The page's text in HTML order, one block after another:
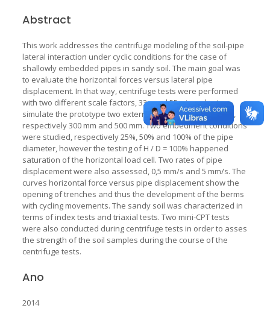
Abstract
This work addresses the centrifuge modeling of the soil-pipe
lateral interaction under cyclic conditions for the case of
shallowly embedded pipes in sandy soil. The main goal was
to evaluate the horizontal forces versus lateral pipe
displacement. In that way, centrifuge tests were performed
with two different scale factors, 33g and 55g, in order to
simulate the prototype two external diameters of the pipe,
respectively 300 mm and 500 mm. Two embedment conditions
were studied, respectively 25%, 50% and 100% of the pipe
diameter, however the testing of H / D = 100% happened
saturation of the horizontal load cell. Two rates of pipe
displacement were also assessed, 0,5 mm/s and 5 mm/s. The
curves horizontal force versus pipe displacement show the
opening of trenches and thus the development of the berms
with cycling movements. The sandy soil was characterized in
terms of index tests and triaxial tests. Two mini-CPT tests
were also conducted during centrifuge tests in order to asses
the strength of the soil samples during the course of the
centrifuge tests.
Ano
2014